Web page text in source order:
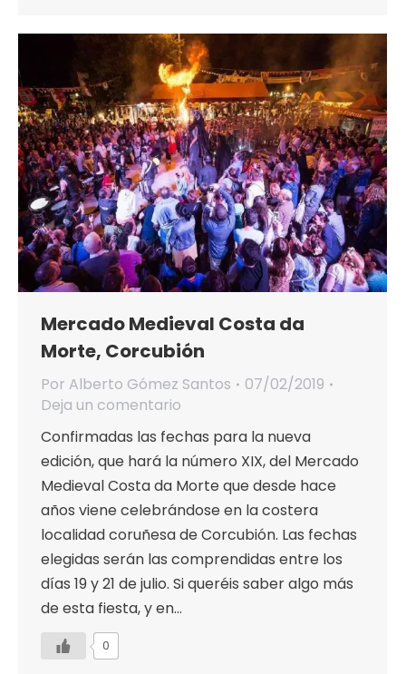
Mercado Medieval Costa da
Morte, Corcubión
Por Alberto Gómez Santos
07/02/2019
Deja un comentario
Confirmadas las fechas para la nueva
edición, que hará la número XIX, del Mercado
Medieval Costa da Morte que desde hace
años viene celebrándose en la costera
localidad coruñesa de Corcubión. Las fechas
elegidas serán las comprendidas entre los
días 19 y 21 de julio. Si queréis saber algo más
de esta fiesta, y en…
0